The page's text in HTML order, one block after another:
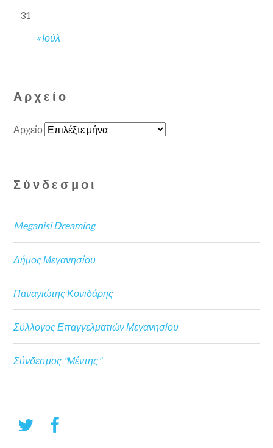
« Ιούλ
31
Αρχείο
Αρχείο
Σύνδεσμοι
Meganisi Dreaming
Δήμος Μεγανησίου
Παναγιώτης Κονιδάρης
Σύλλογος Επαγγελματιών Μεγανησίου
Σύνδεσμος "Μέντης"